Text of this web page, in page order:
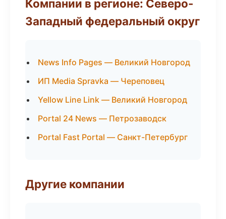
Компании в регионе: Северо-
Западный федеральный округ
News Info Pages — Великий Новгород
ИП Media Spravka — Череповец
Yellow Line Link — Великий Новгород
Portal 24 News — Петрозаводск
Portal Fast Portal — Санкт-Петербург
Другие компании